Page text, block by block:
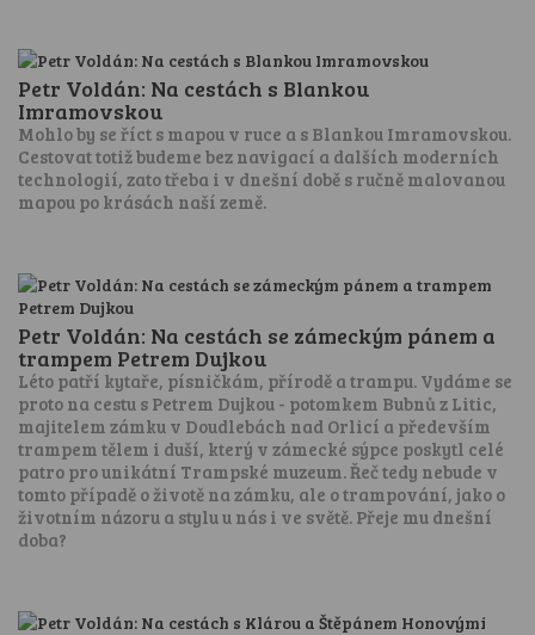
Petr Voldán: Na cestách s Blankou
Imramovskou
Mohlo by se říct s mapou v ruce a s Blankou Imramovskou.
Cestovat totiž budeme bez navigací a dalších moderních
technologií, zato třeba i v dnešní době s ručně malovanou
mapou po krásách naší země.
Petr Voldán: Na cestách se zámeckým pánem a
trampem Petrem Dujkou
Léto patří kytaře, písničkám, přírodě a trampu. Vydáme se
proto na cestu s Petrem Dujkou - potomkem Bubnů z Litic,
majitelem zámku v Doudlebách nad Orlicí a především
trampem tělem i duší, který v zámecké sýpce poskytl celé
patro pro unikátní Trampské muzeum. Řeč tedy nebude v
tomto případě o životě na zámku, ale o trampování, jako o
životním názoru a stylu u nás i ve světě. Přeje mu dnešní
doba?